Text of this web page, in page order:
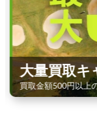
大量買取キ
買取金額500円以上